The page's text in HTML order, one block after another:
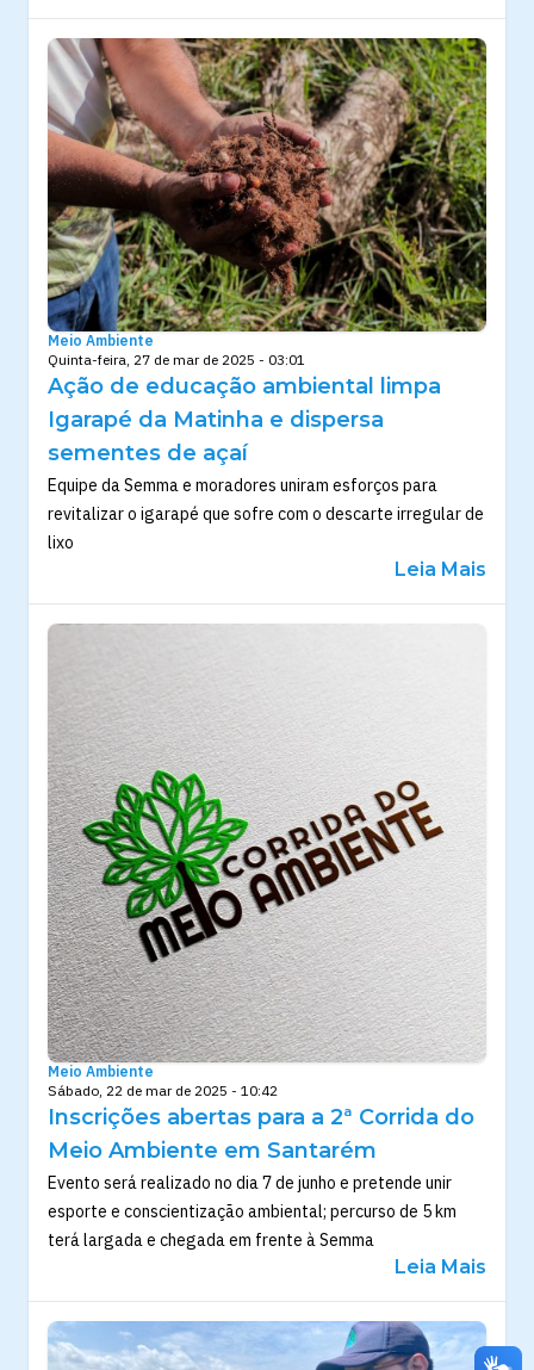
Meio Ambiente
Quinta-feira, 27 de mar de 2025 - 03:01
Ação de educação ambiental limpa
Igarapé da Matinha e dispersa
sementes de açaí
Equipe da Semma e moradores uniram esforços para
revitalizar o igarapé que sofre com o descarte irregular de
lixo
Leia Mais
Meio Ambiente
Sábado, 22 de mar de 2025 - 10:42
Inscrições abertas para a 2ª Corrida do
Meio Ambiente em Santarém
Evento será realizado no dia 7 de junho e pretende unir
esporte e conscientização ambiental; percurso de 5 km
terá largada e chegada em frente à Semma
Leia Mais